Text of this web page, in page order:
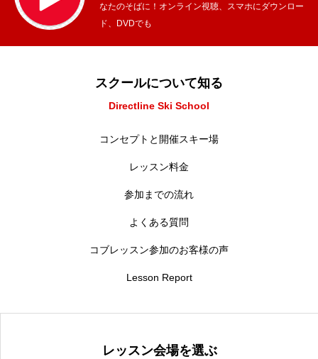
なたのそばに！オンライン視聴、スマホにダウンロー
ド、DVDでも
スクールについて知る
Directline Ski School
コンセプトと開催スキー場
レッスン料金
参加までの流れ
よくある質問
コブレッスン参加のお客様の声
Lesson Report
レッスン会場を選ぶ